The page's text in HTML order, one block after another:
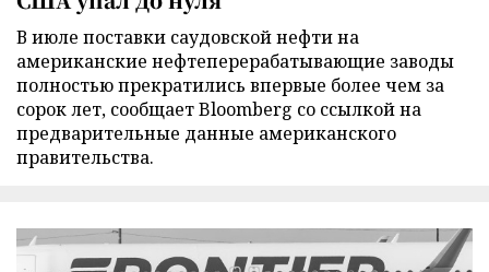
В июле поставки саудовской нефти на
американские нефтеперерабатывающие заводы
полностью прекратились впервые более чем за
сорок лет, сообщает Bloomberg со ссылкой на
предварительные данные американского
правительства.